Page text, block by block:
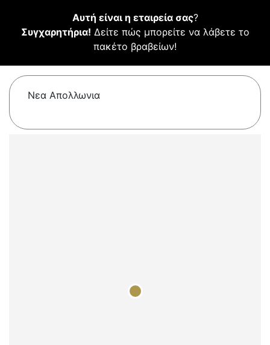
Αυτή είναι η εταιρεία σας?
Συγχαρητήρια! Δείτε πώς μπορείτε να λάβετε το
πακέτο βραβείων!
Νεα Απολλωνια